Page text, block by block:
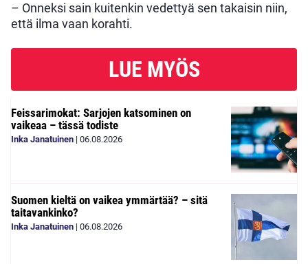
– Onneksi sain kuitenkin vedettyä sen takaisin niin,
että ilma vaan korahti.
LUE MYÖS
Feissarimokat: Sarjojen katsominen on
vaikeaa – tässä todiste
Inka Janatuinen | 06.08.2026
Suomen kieltä on vaikea ymmärtää? – sitä
taitavankinko?
Inka Janatuinen | 06.08.2026